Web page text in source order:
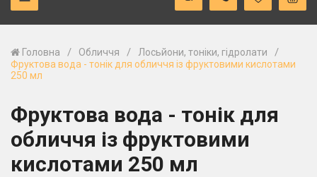
Головна / Обличчя / Лосьйони, тоніки, гідролати /
Фруктова вода - тонік для обличчя із фруктовими кислотами
250 мл
Фруктова вода - тонік для
обличчя із фруктовими
кислотами 250 мл